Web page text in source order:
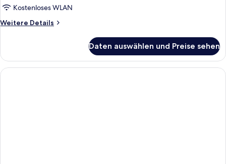
Kostenloses WLAN
Weitere Details
Weitere
Daten auswählen und Preise sehen